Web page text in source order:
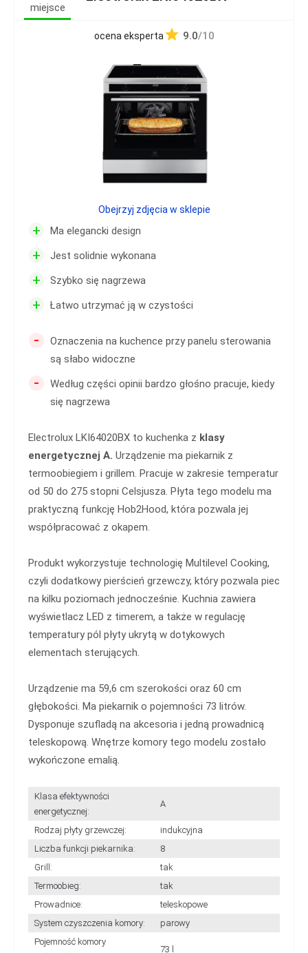
miejsce
ocena eksperta 9.0/10
+ Ma elegancki design
+ Jest solidnie wykonana
+ Szybko się nagrzewa
+ Łatwo utrzymać ją w czystości
-
Oznaczenia na kuchence przy panelu sterowania
są słabo widoczne
-
Według części opinii bardzo głośno pracuje, kiedy
się nagrzewa
Electrolux LKI64020BX to kuchenka z klasy
energetycznej A. Urządzenie ma piekarnik z
termoobiegiem i grillem. Pracuje w zakresie temperatur
od 50 do 275 stopni Celsjusza. Płyta tego modelu ma
praktyczną funkcję Hob2Hood, która pozwala jej
współpracować z okapem.
Produkt wykorzystuje technologię Multilevel Cooking,
czyli dodatkowy pierścień grzewczy, który pozwala piec
na kilku poziomach jednocześnie. Kuchnia zawiera
wyświetlacz LED z timerem, a także w regulację
temperatury pól płyty ukrytą w dotykowych
elementach sterujących.
Urządzenie ma 59,6 cm szerokości oraz 60 cm
głębokości. Ma piekarnik o pojemności 73 litrów.
Dysponuje szufladą na akcesoria i jedną prowadnicą
teleskopową. Wnętrze komory tego modelu zostało
wykończone emalią.
Klasa efektywności
energetycznej:
A
Rodzaj płyty grzewczej:
indukcyjna
Liczba funkcji piekarnika:
8
Grill:
tak
Termoobieg:
tak
Prowadnice:
teleskopowe
System czyszczenia komory:
parowy
Pojemność komory
73 l
Obejrzyj zdjęcia w sklepie